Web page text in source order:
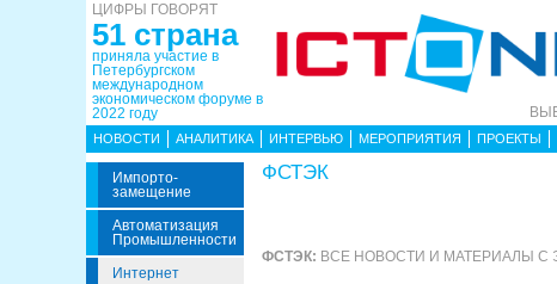
ЦИФРЫ ГОВОРЯТ
51 страна
приняла участие в
Петербургском
международном
экономическом форуме в
2022 году
НОВОСТИ АНАЛИТИКА ИНТЕРВЬЮ МЕРОПРИЯТИЯ ПРОЕКТЫ
Импорто­
Замещение
Автоматизация
Промышленности
Интернет
ФСТЭК
ФСТЭК: ВСЕ НОВОСТИ И МАТЕРИАЛЫ